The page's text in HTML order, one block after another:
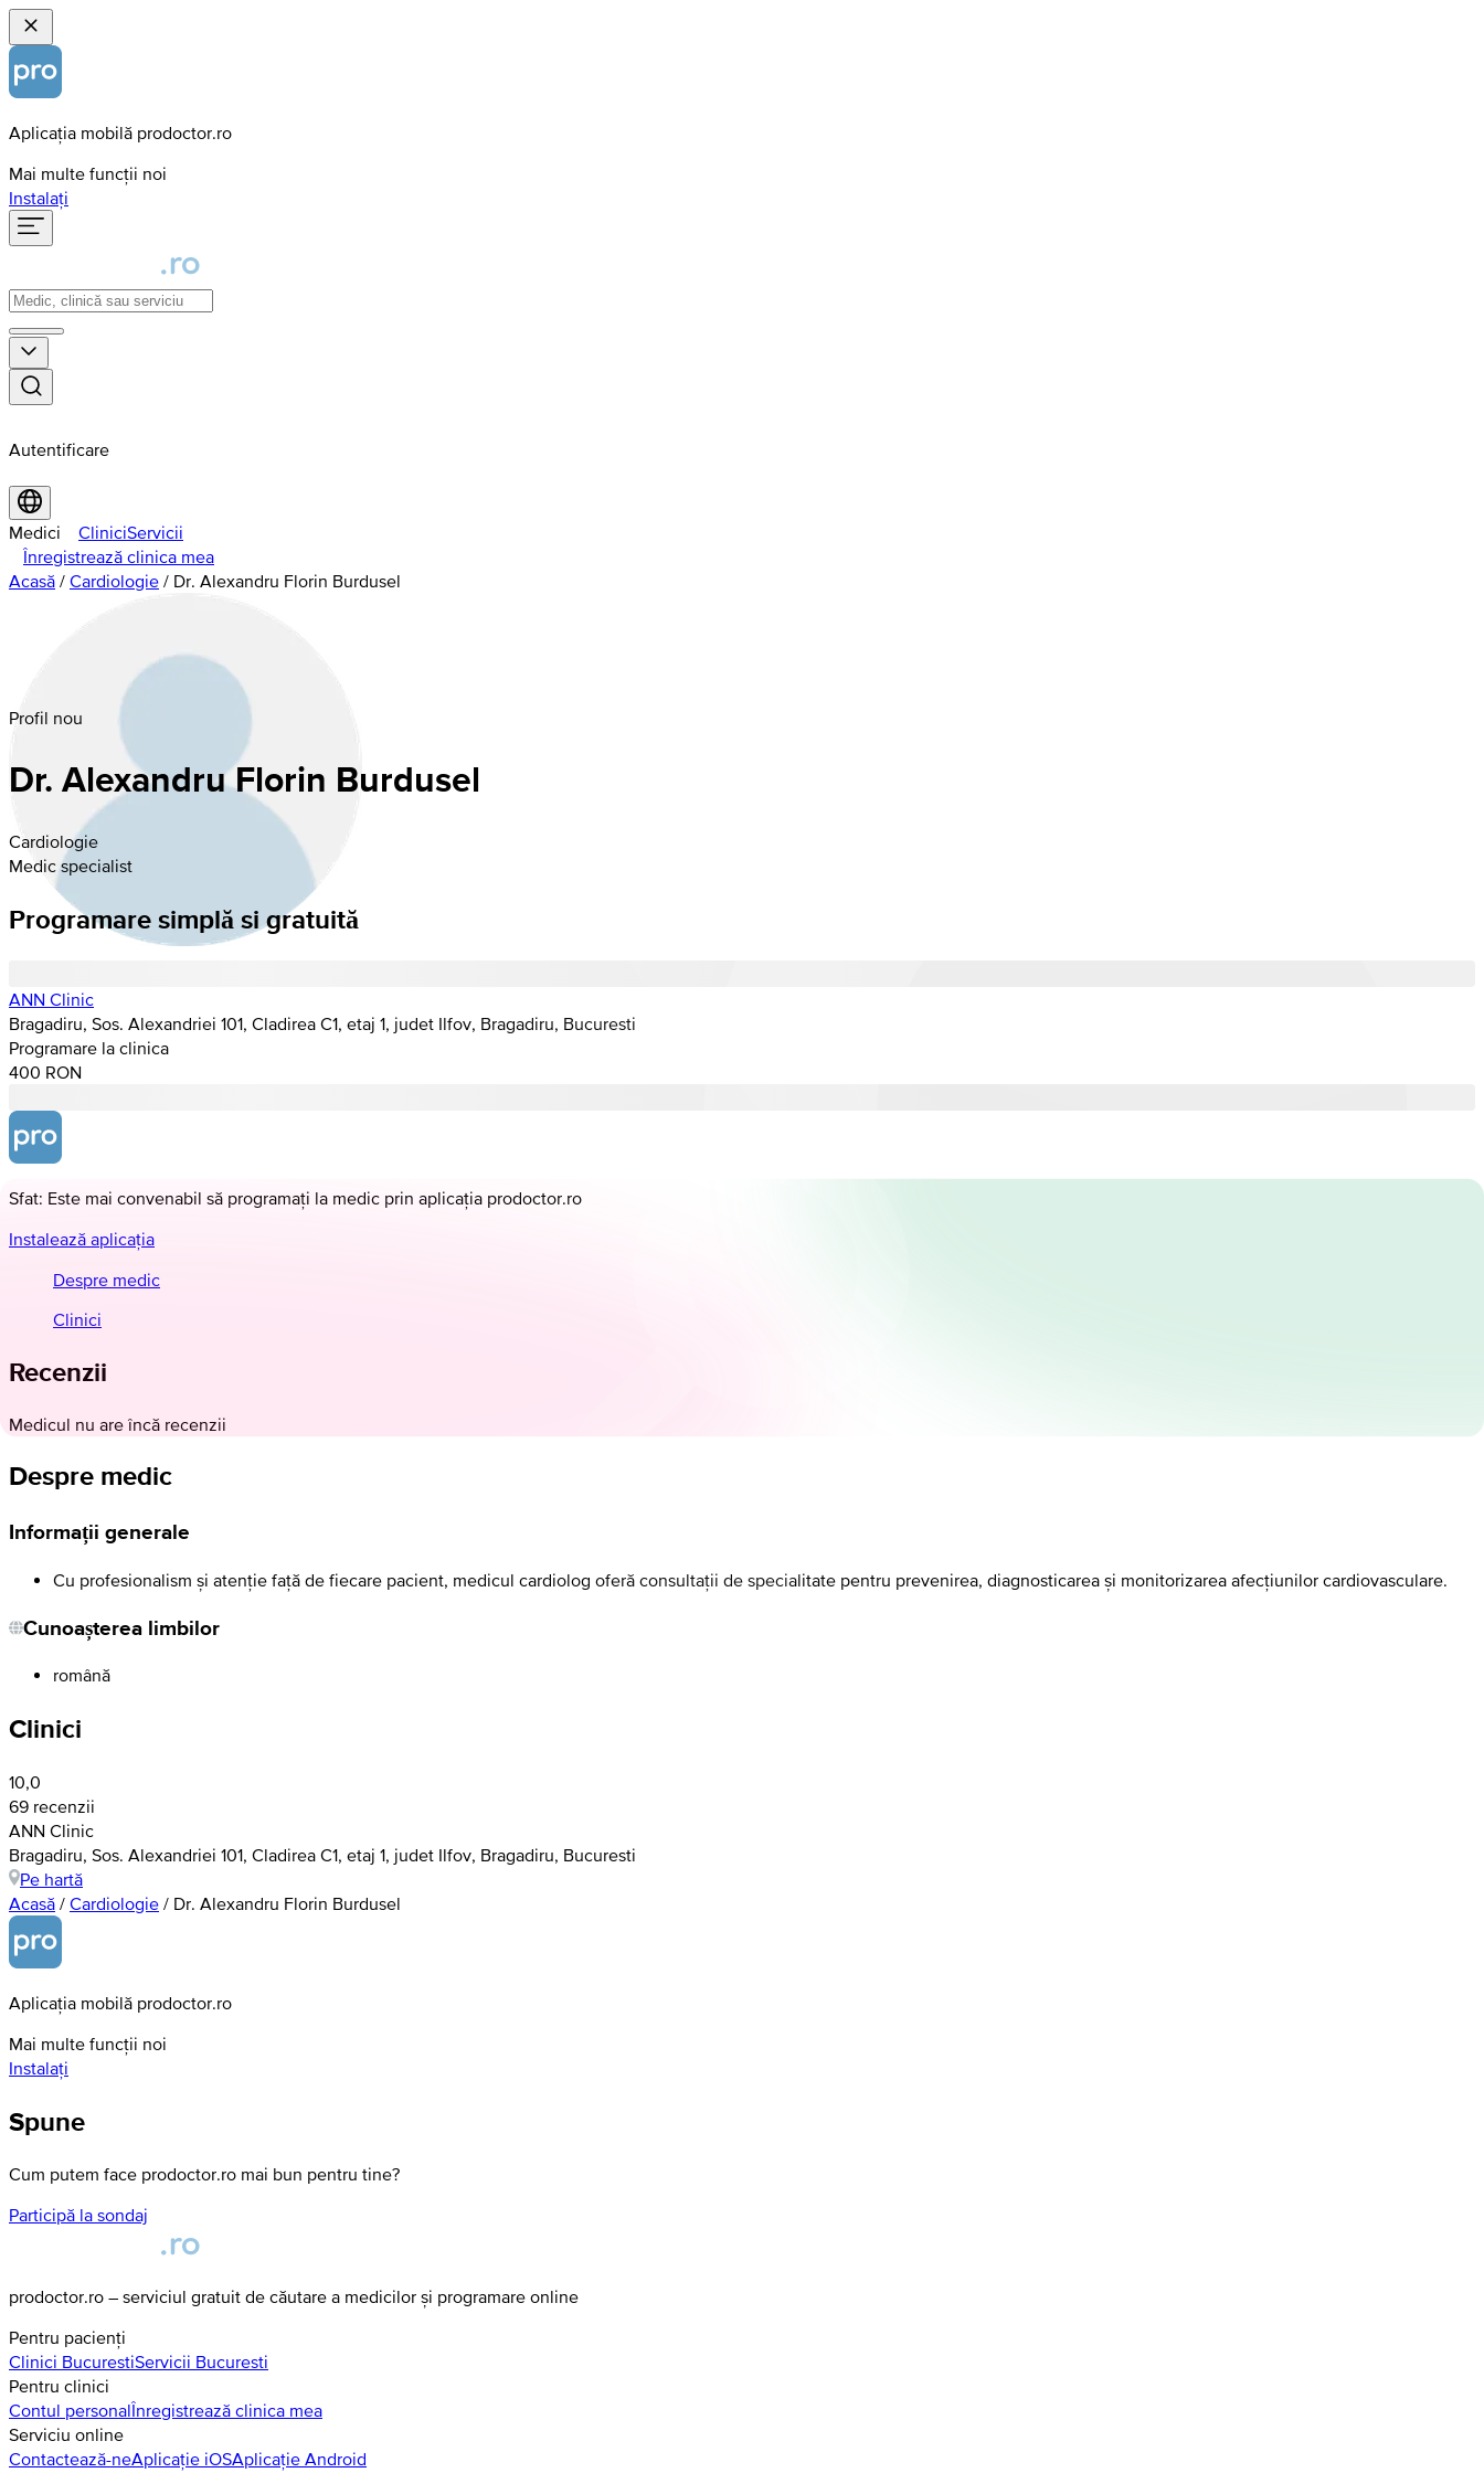
Aplicația mobilă prodoctor.ro
Mai multe funcții noi
Instalați
Autentificare
Medici CliniciServicii
Înregistrează clinica mea
Acasă / Cardiologie / Dr. Alexandru Florin Burdusel
Profil nou
Dr. Alexandru Florin Burdusel
Cardiologie
Medic specialist
Programare simplă si gratuită
ANN Clinic
Bragadiru, Sos. Alexandriei 101, Cladirea C1, etaj 1, judet Ilfov, Bragadiru, Bucuresti
Programare la clinica
400 RON
Sfat: Este mai convenabil să programați la medic prin aplicația prodoctor.ro
Instalează aplicația
Despre medic
Clinici
Recenzii
Medicul nu are încă recenzii
Despre medic
Informații generale
Cu profesionalism și atenție față de fiecare pacient, medicul cardiolog oferă consultații de specialitate pentru prevenirea, diagnosticarea și monitorizarea afecțiunilor cardiovasculare.
Cunoașterea limbilor
română
Clinici
10,0
69 recenzii
ANN Clinic
Bragadiru, Sos. Alexandriei 101, Cladirea C1, etaj 1, judet Ilfov, Bragadiru, Bucuresti
Pe hartă
Acasă / Cardiologie / Dr. Alexandru Florin Burdusel
Aplicația mobilă prodoctor.ro
Mai multe funcții noi
Instalați
Spune
Cum putem face prodoctor.ro mai bun pentru tine?
Participă la sondaj
prodoctor.ro – serviciul gratuit de căutare a medicilor și programare online
Pentru pacienți
Clinici BucurestiServicii Bucuresti
Pentru clinici
Contul personalÎnregistrează clinica mea
Serviciu online
Contactează-neAplicație iOSAplicație Android